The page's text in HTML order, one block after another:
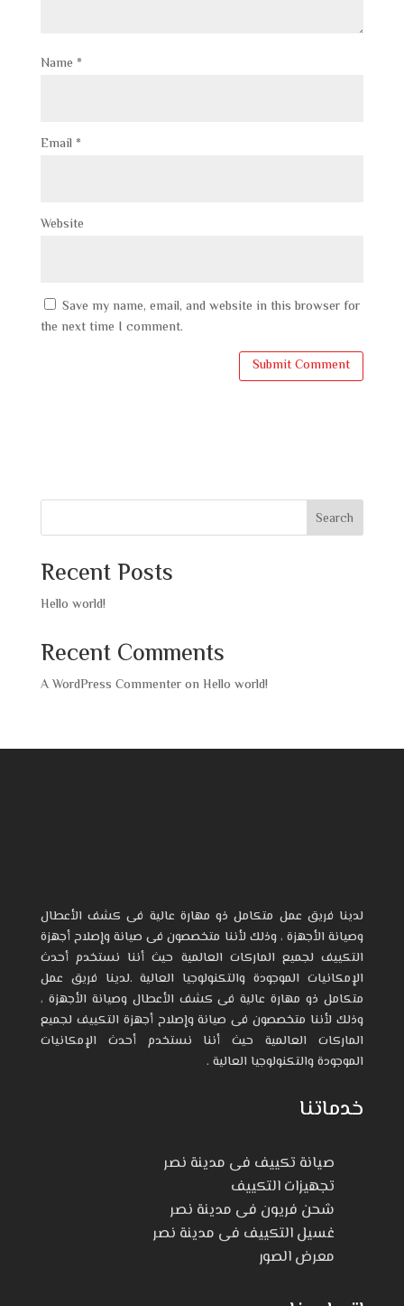
Name *
Email *
Website
Save my name, email, and website in this browser for
the next time I comment.
Search
Recent Posts
Hello world!
Recent Comments
A WordPress Commenteron Hello world!
خدماتنا
صيانة تكييف فى مدينة نصر
تجهيزات التكييف
شحن فريون فى مدينة نصر
غسيل التكييف فى مدينة نصر
معرض الصور
لدينا فريق عمل متكامل ذو مهارة عالية فى كشف الأعطال
وصيانة الأجهزة ، وذلك لأننا متخصصون فى صيانة وإصلاح أجهزة
التكييف لجميع الماركات العالمية حيث أننا نستخدم أحدث
الإمكانيات الموجودة والتكنولوجيا العالية .لدينا فريق عمل
متكامل ذو مهارة عالية فى كشف الأعطال وصيانة الأجهزة ،
وذلك لأننا متخصصون فى صيانة وإصلاح أجهزة التكييف لجميع
الماركات العالمية حيث أننا نستخدم أحدث الإمكانيات
الموجودة والتكنولوجيا العالية .